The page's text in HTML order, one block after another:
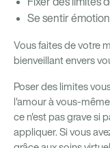
Se sentir
Vous faites de votre
bienveillant envers
Poser des limites
l'amour à vous-
ce n'est pas grave si
appliquer. Si vous